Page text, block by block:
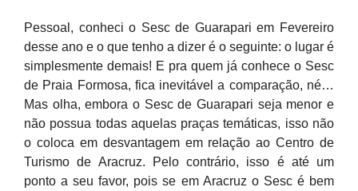
Pessoal, conheci o Sesc de Guarapari em Fevereiro
desse ano e o que tenho a dizer é o seguinte: o lugar é
simplesmente demais! E pra quem já conhece o Sesc
de Praia Formosa, fica inevitável a comparação, né…
Mas olha, embora o Sesc de Guarapari seja menor e
não possua todas aquelas praças temáticas, isso não
o coloca em desvantagem em relação ao Centro de
Turismo de Aracruz. Pelo contrário, isso é até um
ponto a seu favor, pois se em Aracruz o Sesc é bem